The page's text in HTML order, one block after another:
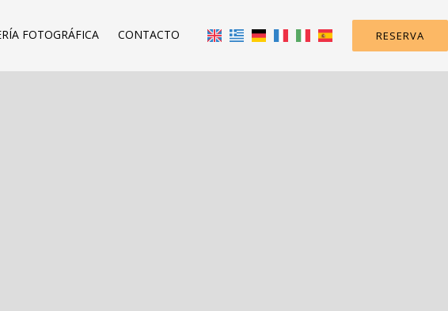
RESERVA
FOTOGRÁFICA CONTACTO